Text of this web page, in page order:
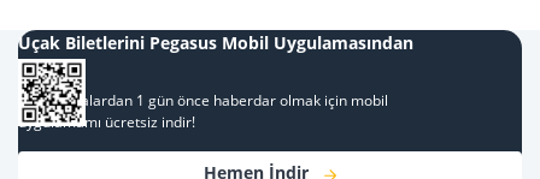
Uçak Biletlerini Pegasus Mobil Uygulamasından
Al
Kampanyalardan 1 gün önce haberdar olmak için mobil
uygulamamı ücretsiz indir!
Hemen İndir